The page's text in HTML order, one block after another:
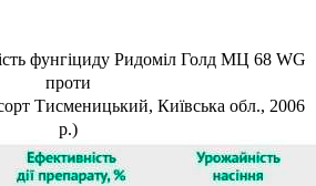
фунгіциду Ридоміл Голд МЦ 68 WG
проти
Тисменицький, Київська обл., 2006
р.)